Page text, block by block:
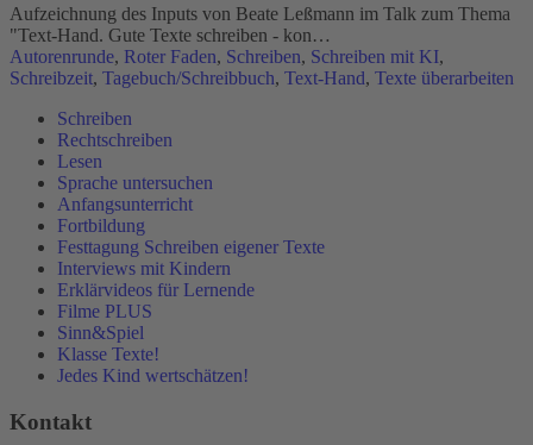
Aufzeichnung des Inputs von Beate Leßmann im Talk zum Thema
"Text-Hand. Gute Texte schreiben - kon…
Autorenrunde, Roter Faden, Schreiben, Schreiben mit KI,
Schreibzeit, Tagebuch/Schreibbuch, Text-Hand, Texte überarbeiten
Schreiben
Rechtschreiben
Lesen
Sprache untersuchen
Anfangsunterricht
Fortbildung
Festtagung Schreiben eigener Texte
Interviews mit Kindern
Erklärvideos für Lernende
Filme PLUS
Sinn&Spiel
Klasse Texte!
Jedes Kind wertschätzen!
Kontakt